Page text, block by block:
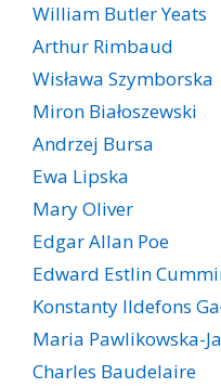
William Butler Yeats
Arthur Rimbaud
Wisława Szymborska
Miron Białoszewski
Andrzej Bursa
Ewa Lipska
Mary Oliver
Edgar Allan Poe
Edward Estlin
Konstanty Ildefons
Maria Pawlikowska-
Charles Baudelaire